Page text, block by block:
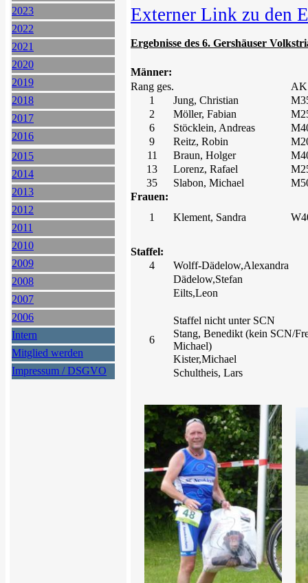
2023
2022
2021
2020
2019
2018
2017
2016
2015
2014
2013
2012
2011
2010
2009
2008
2007
2006
Intern
Mitglied werden
Impressum / DSGVO
Externer Link zu den
Ergebnisse des 6. Gershäuser
Männer:
Rang ges.
AK
1
Jung, Christian
2
Möller, Fabian
6
Stöcklein, Andreas
9
Reitz, Robin
11
Braun, Holger
13
Lorenz, Rafael
35
Slabon, Michael
Frauen:
1
Klement, Sandra
Staffel:
4
Wolff-Dädelow,Alexandra
Dädelow,Stefan
Eilts,Leon
Staffel nicht unter SCN
6
Stang, Benedikt (kein SCN/
Michael)
Kister,Michael
Schultheis, Lars